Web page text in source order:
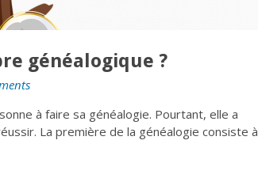
généalogique ?
à faire sa généalogie. Pourtant, elle a
La première de la généalogie consiste à